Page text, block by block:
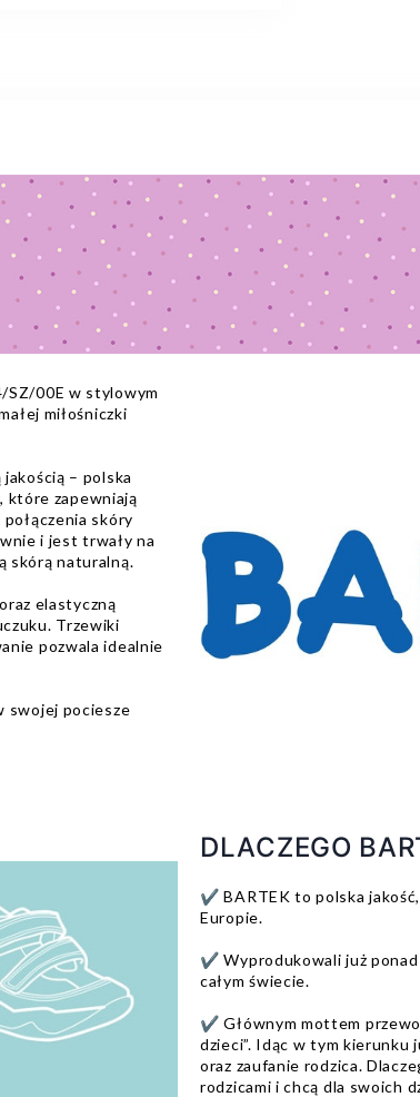
00E w stylowym
miłośniczki
– polska
które zapewniają
skóry
i jest trwały na
skórą naturalną.
elastyczną
Trzewiki
pozwala idealnie
swojej pociesze
DLACZEGO
✔️ BARTEK to polska
Europie.
✔️ Wyprodukowali już
całym świecie.
✔️ Głównym mottem
dzieci”. Idąc w tym kierunku
oraz zaufanie rodzica.
rodzicami i chcą dla swoich